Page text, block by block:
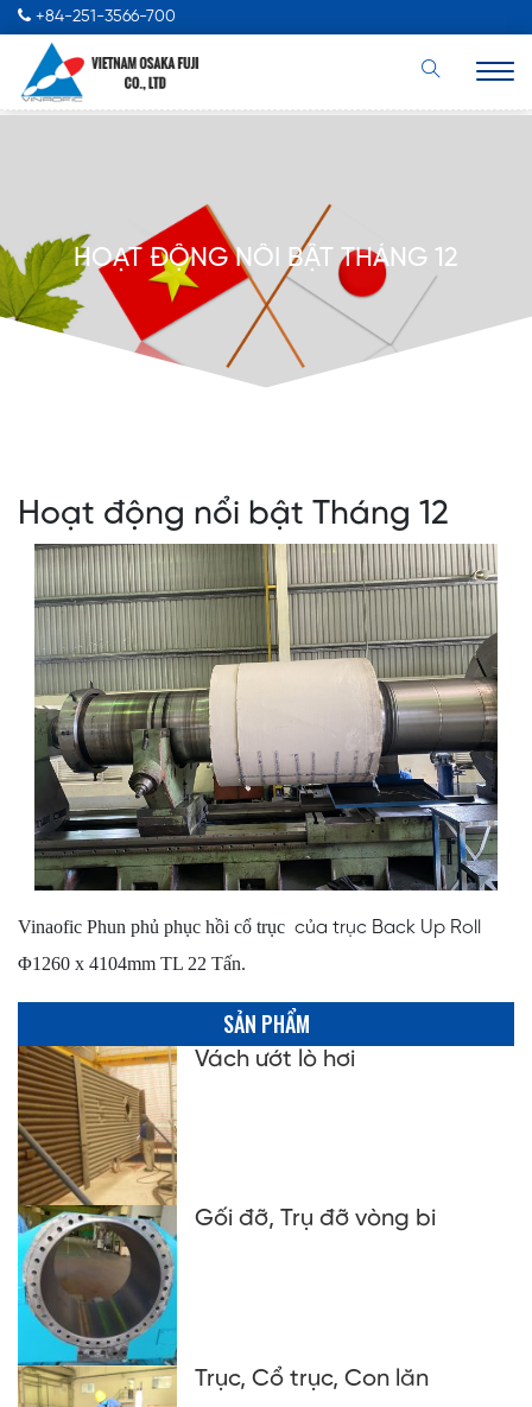
+84-251-3566-700
HOẠT ĐỘNG NỔI BẬT THÁNG 12
Hoạt động nổi bật Tháng 12
Vinaofic Phun phủ phục hồi cổ trục của trục Back Up Roll
Φ1260 x 4104mm TL 22 Tấn.
SẢN PHẨM
Vách ướt lò hơi
Gối đỡ, Trụ đỡ vòng bi
Trục, Cổ trục, Con lăn